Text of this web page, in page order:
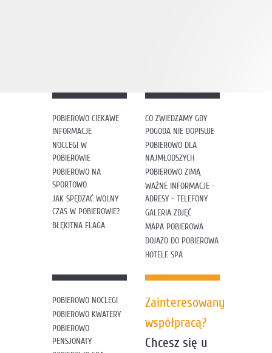
POBIEROWO CIEKAWE
INFORMACJE
NOCLEGI W
POBIEROWIE
POBIEROWO NA
SPORTOWO
JAK SPĘDZAĆ WOLNY
CZAS W POBIEROWIE?
BŁĘKITNA FLAGA
CO ZWIEDZAMY GDY
POGODA NIE DOPISUJE
POBIEROWO DLA
NAJMŁODSZYCH
POBIEROWO ZIMĄ
WAŻNE INFORMACJE -
ADRESY - TELEFONY
GALERIA ZDJĘĆ
MAPA POBIEROWA
DOJAZD DO POBIEROWA
HOTELE SPA
POBIEROWO NOCLEGI
POBIEROWO KWATERY
POBIEROWO
PENSJONATY
Zainteresowany
współpracą?
Chcesz się u